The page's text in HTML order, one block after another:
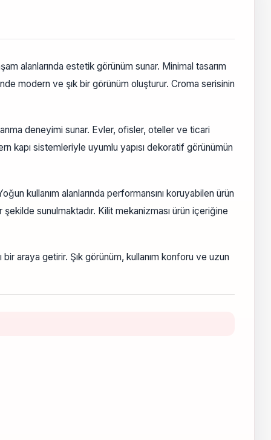
alanlarında estetik görünüm sunar. Minimal tasarım
modern ve şık bir görünüm oluşturur. Croma serisinin
deneyimi sunar. Evler, ofisler, oteller ve ticari
kapı sistemleriyle uyumlu yapısı dekoratif görünümün
kullanım alanlarında performansını koruyabilen ürün
sunulmaktadır. Kilit mekanizması ürün içeriğine
araya getirir. Şık görünüm, kullanım konforu ve uzun